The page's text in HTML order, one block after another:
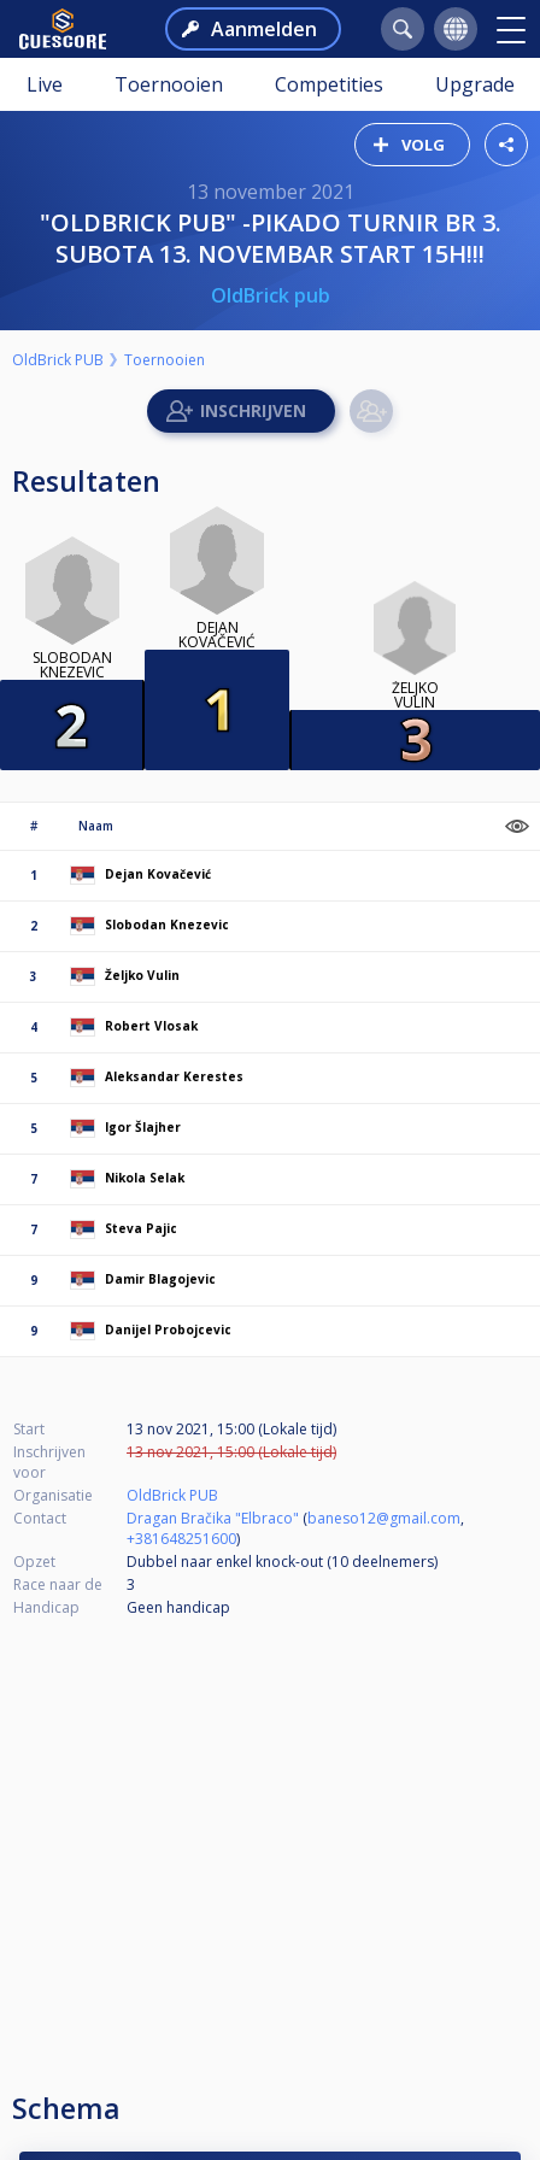
Aanmelden
Live Toernooien Competities Upgrade
VOLG
13 november 2021
"OLDBRICK PUB" -PIKADO TURNIR BR 3.
SUBOTA 13. NOVEMBAR START 15H!!!
OldBrick pub
OldBrick PUB Toernooien
Resultaten
SLOBODAN
KNEZEVIC
DEJAN
KOVAČEVIĆ
ŽELJKO
VULIN
# Naam
1 Dejan Kovačević
2 Slobodan Knezevic
3 Željko Vulin
4 Robert Vlosak
5 Aleksandar Kerestes
5 Igor Šlajher
7 Nikola Selak
7 Steva Pajic
9 Damir Blagojevic
9 Danijel Probojcevic
Start
13 nov 2021, 15:00 (Lokale tijd)
Inschrijven
voor
13 nov 2021, 15:00 (Lokale tijd)
Organisatie
OldBrick PUB
Contact
Dragan Bračika "Elbraco" (baneso12@gmail.com,
+381648251600)
Opzet
Dubbel naar enkel knock-out (10 deelnemers)
Race naar de
3
Handicap
Geen handicap
Schema